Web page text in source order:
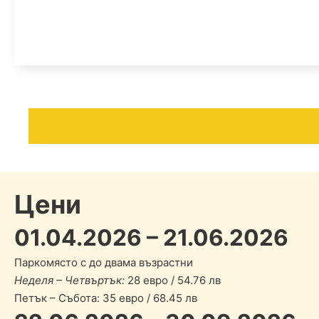
Цени
01.04.2026 – 21.06.2026
Паркомясто с до двама възрастни
Неделя – Четвъртък: 28 евро / 54.76 лв
Петък – Събота: 35 евро / 68.45 лв